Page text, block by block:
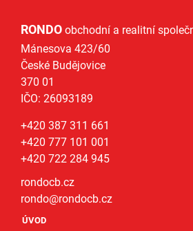
RONDO obchodní a realitní
Mánesova 423/60
České Budějovice
370 01
IČO: 26093189
+420 387 311 661
+420 777 101 001
+420 722 284 945
rondocb.cz
rondo@rondocb.cz
ÚVOD